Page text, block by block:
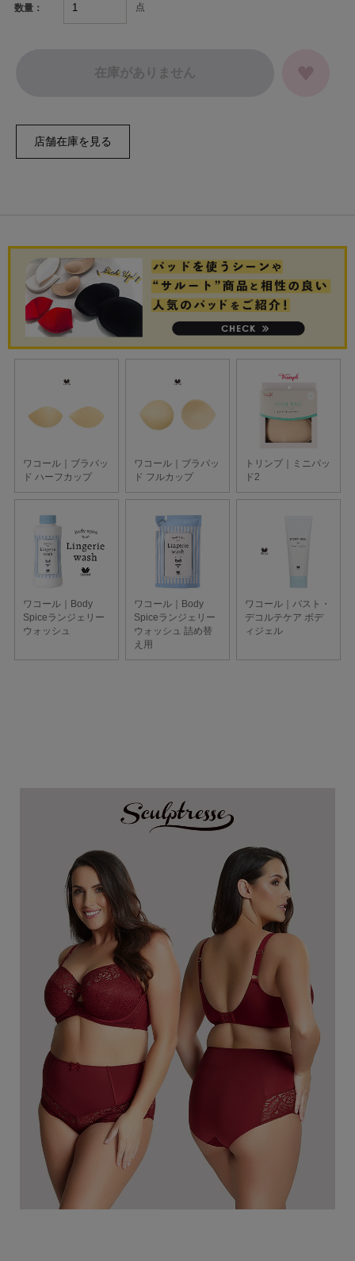
数量： 点
在庫がありません